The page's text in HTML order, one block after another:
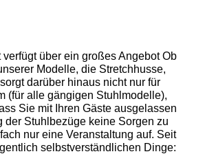
über ein großes Angebot Ob
Modelle, die Stretchhusse,
darüber hinaus nicht nur für
(für alle gängigen Stuhlmodelle),
Sie mit Ihren Gäste ausgelassen
Stuhlbezüge keine Sorgen zu
nur eine Veranstaltung auf. Seit
selbstverständlichen Dinge: